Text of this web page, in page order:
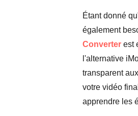
Étant donné
également
Converter est
l'alternative
transparent
votre vidéo
apprendre les